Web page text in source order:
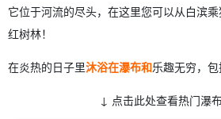
它位于河流的尽头，在这里您可以从白滨
红树林！
在炎热的日子里沐浴在瀑布和乐趣无穷，包
↓ 点击此处查看热门瀑布